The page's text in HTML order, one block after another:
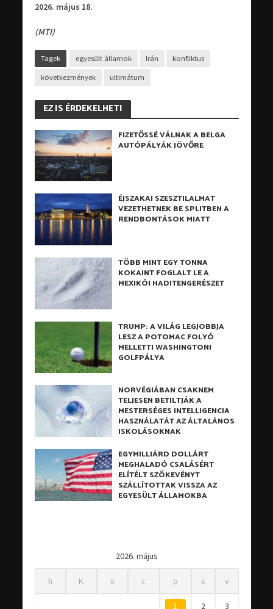
2026. május 18.
(MTI)
Tagek egyesült államok Irán konfliktus
következmények ultimátum
EZ IS ÉRDEKELHETI
FIZETŐSSÉ VÁLNAK A BELGA
AUTÓPÁLYÁK JÖVŐRE
ÉJSZAKAI SZESZTILALMAT
VEZETHETNEK BE SPLITBEN A
RENDBONTÁSOK MIATT
TÖBB MINT EGY TONNA
KOKAINT FOGLALT LE A
MEXIKÓI HADITENGERÉSZET
TRUMP: A VILÁG LEGJOBBJA
LESZ A POTOMAC FOLYÓ
MELLETTI WASHINGTONI
GOLFPÁLYA
NORVÉGIÁBAN CSAKNEM
TELJESEN BETILTJÁK A
MESTERSÉGES INTELLIGENCIA
HASZNÁLATÁT AZ ÁLTALÁNOS
ISKOLÁSOKNAK
EGYMILLIÁRD DOLLÁRT
MEGHALADÓ CSALÁSÉRT
ELÍTÉLT SZÖKEVÉNYT
SZÁLLÍTOTTAK VISSZA AZ
EGYESÜLT ÁLLAMOKBA
2026. május
h K s c p s v
1 2 3